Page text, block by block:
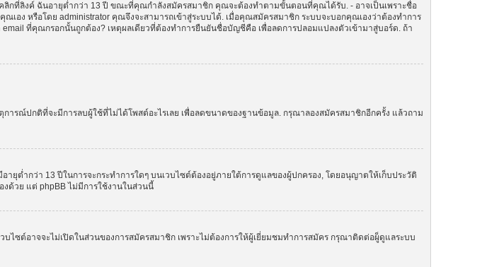
กที่ลิงค์ ฉันอายุต่ำกว่า 13 ปี ขณะที่คุณกำลังสมัครสมาชิก คุณจะต้องทำตามขั้นตอนที่คุณได้รับ. - อาจเป็นเพราะชื่อ
ง หรือโดย administrator คุณจึงจะสามารถเข้าสู่ระบบได้. เมื่อคุณสมัครสมาชิก ระบบจะบอกคุณเองว่าต้องทำการ
ที่คุณกรอกนั้นถูกต้อง? เหตุผลเดียวที่ต้องทำการยืนยันชื่อบัญชีคือ เพื่อลดการปลอมแปลงตัวเข้ามาสู่บอร์ด. ถ้า
ารณ์ปกติที่จะมีการลบผู้ใช้ที่ไม่ได้โพสต์อะไรเลย เพื่อลดขนาดของฐานข้อมูล. กรุณาลองสมัครสมาชิกอีกครั้ง แล้วถาม
ยุต่ำกว่า 13 ปีในการจะกระทำการใดๆ บนเวบไซต์ต้องอยู่ภายใต้การดูแลของผู้ปกครอง, โดยอนุญาตให้เก็บประวัติ
ด้วย แต่ phpBB ไม่มีการใช้งานในส่วนนี้
ไซต์อาจจะไม่เปิดในส่วนของการสมัครสมาชิก เพราะไม่ต้องการให้ผู้เยี่ยมชมทำการสมัคร กรุณาติดต่อผู็ดูแลระบบ